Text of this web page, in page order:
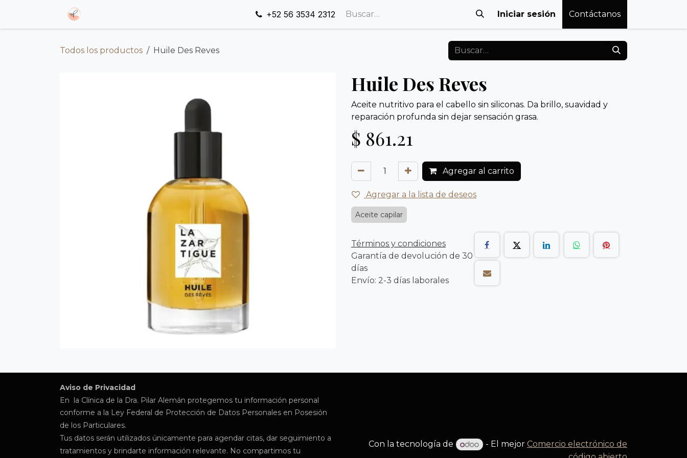
+52 56 3534 2312 Iniciar sesión Contáctanos
Todos los productos Huile Des Reves
Huile Des Reves
Aceite nutritivo para el cabello sin siliconas. Da brillo, suavidad y
reparación profunda sin dejar sensación grasa.
$ 861.21
Agregar al carrito
Agregar a la lista de deseos
Aceite capilar
Términos y condiciones
Garantía de devolución de 30
días
Envío: 2-3 días laborales
Aviso de Privacidad
En la Clínica de la Dra. Pilar Alemán protegemos tu información personal
conforme a la Ley Federal de Protección de Datos Personales en Posesión
de los Particulares.
Tus datos serán utilizados únicamente para agendar citas, dar seguimiento a
tratamientos y brindarte información relevante. No compartimos tu
Con la tecnología de - El mejor Comercio electrónico de